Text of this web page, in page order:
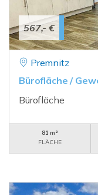
567,- €
Premnitz
Bürofläche /
Bürofläche
81 m²
FLÄCHE